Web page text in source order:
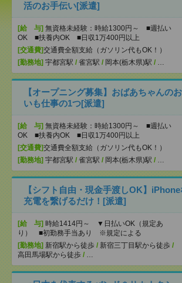
活のお手伝い[派遣]
[給 与] 無資格未経験：時給1300円～ ■週払い
OK ■扶養内OK ■日収1万400円以上
[交通費]交通費全額支給（ガソリン代もOK！）
[勤務地] 宇都宮駅 / 雀宮駅 / 岡本(栃木県)駅 / …
【オープニング募集】おばあちゃんの
いも仕事の1つ[派遣]
[給 与] 無資格未経験：時給1300円～ ■週払い
OK ■扶養内OK ■日収1万400円以上
[交通費]交通費全額支給（ガソリン代もOK！）
[勤務地] 宇都宮駅 / 雀宮駅 / 岡本(栃木県)駅 / …
【シフト自由・現金手渡しOK】
充電を繋げるだけ！[派遣]
[給 与] 時給1414円～ ▼日払いOK（規定あ
り） ■初勤務手当あり ※規定による
[勤務地] 新宿駅から徒歩 / 新宿三丁目駅から徒歩 /
高田馬場駅から徒歩 / …